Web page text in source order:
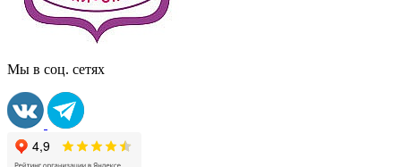
Мы в соц. сетях